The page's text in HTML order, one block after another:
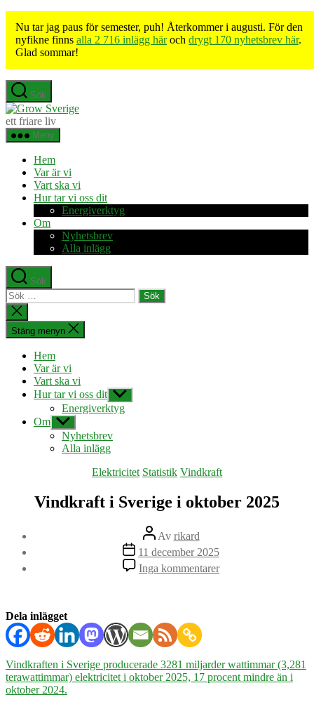
Nu tar jag paus för semester, puh! Återkommer i augusti. För den
nyfikne finns alla 2 716 inlägg häroch drygt 170 nyhetsbrev här.
Glad sommar!
Hoppa
till
innehåll
Sök
Grow
ett friare liv
Meny
Hem
Var är vi
Vart ska vi
Hur tar vi oss dit
Energiverktyg
Om
Nyhetsbrev
Alla inlägg
Sök
Sök
efter:
Stäng
sökningen
Stäng menyn
Hem
Var är vi
Vart ska vi
Hur tar vi oss dit Visa
undermeny
Energiverktyg
Om Visa
undermeny
Nyhetsbrev
Alla inlägg
Kategorier
Elektricitet Statistik Vindkraft
Vindkraft i Sverige i oktober 2025
Inläggsförfattare
Av rikard
Inläggsdatum
11 december 2025
Inga kommentarertill
Vindkraft
Dela inlägget
Vindkraften i Sverige producerade 3281 miljarder wattimmar (3,281
terawattimmar) elektricitet i oktober 2025, 17 procent mindre än i
oktober 2024.